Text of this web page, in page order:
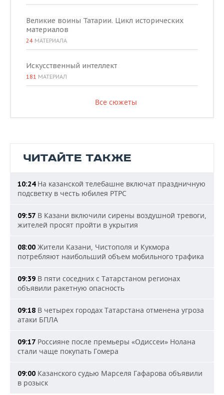
Великие воины Татарии. Цикл исторических
материалов
24 МАТЕРИАЛА
Искусственный интеллект
181 МАТЕРИАЛ
Все сюжеты
ЧИТАЙТЕ ТАКЖЕ
10:24На казанской телебашне включат праздничную
подсветку в честь юбилея РТРС
09:57 В Казани включили сирены воздушной тревоги,
жителей просят пройти в укрытия
08:00 Жители Казани, Чистополя и Кукмора
потребляют наибольший объем мобильного трафика
09:39 В пяти соседних с Татарстаном регионах
объявили ракетную опасность
09:18 В четырех городах Татарстана отменена угроза
атаки БПЛА
09:17 Россияне после премьеры «Одиссеи» Нолана
стали чаще покупать Гомера
09:00 Казанского судью Марселя Гафарова объявили
в розыск